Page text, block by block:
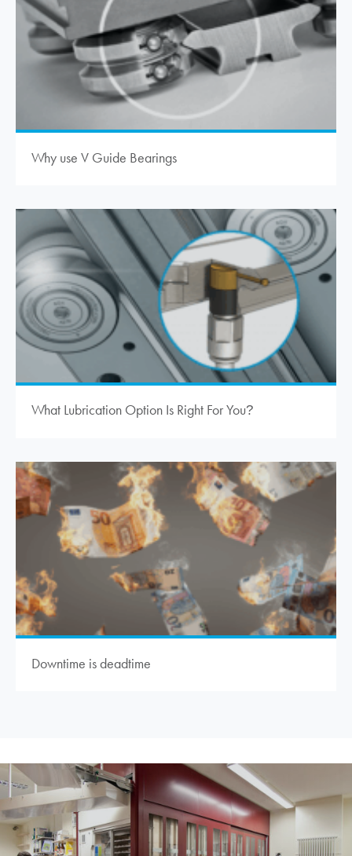
Why use V Guide Bearings
What Lubrication Option Is Right For You?
Downtime is deadtime